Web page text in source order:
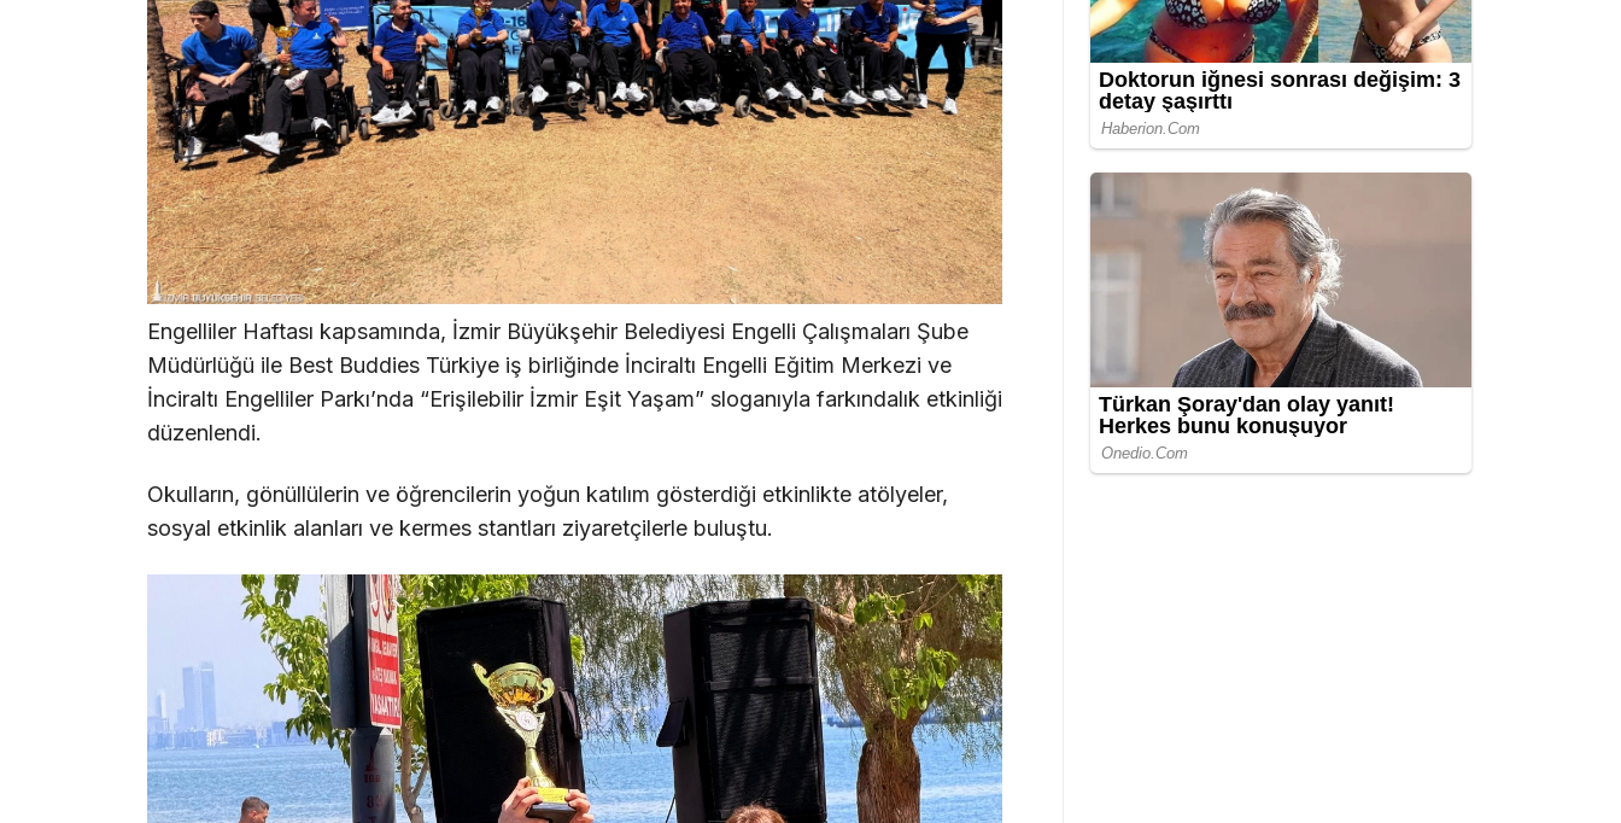
Engelliler Haftası kapsamında, İzmir Büyükşehir Belediyesi Engelli Çalışmaları Şube
Müdürlüğü ile Best Buddies Türkiye iş birliğinde İnciraltı Engelli Eğitim Merkezi ve
İnciraltı Engelliler Parkı’nda “Erişilebilir İzmir Eşit Yaşam” sloganıyla farkındalık etkinliği
düzenlendi.
Okulların, gönüllülerin ve öğrencilerin yoğun katılım gösterdiği etkinlikte atölyeler,
sosyal etkinlik alanları ve kermes stantları ziyaretçilerle buluştu.